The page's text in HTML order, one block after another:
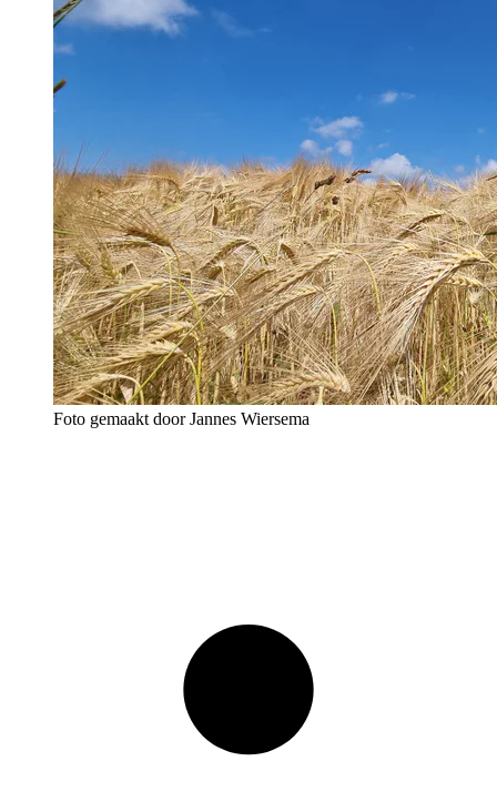
Foto gemaakt door Jannes Wiersema